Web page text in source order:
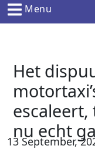
Menu
Het
nu echt
13 September,